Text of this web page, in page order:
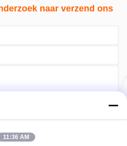
naar verzend ons
11:36 AM